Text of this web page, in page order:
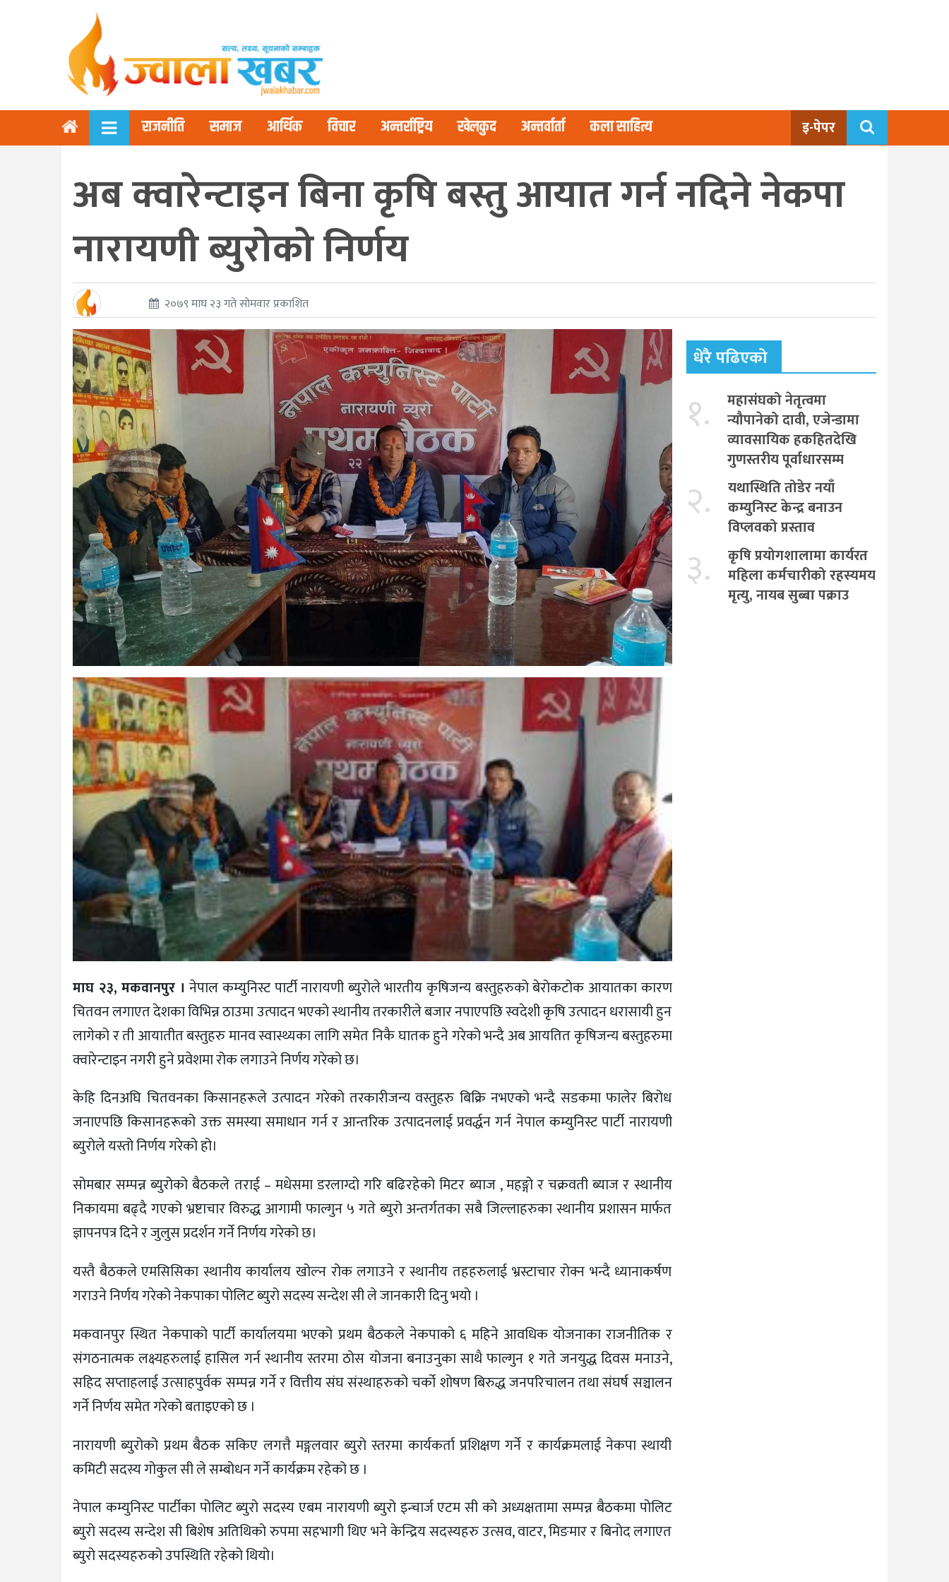
राजनीति समाज आर्थिक विचार अन्तर्राष्ट्रिय खेलकुद अन्तर्वार्ता कला साहित्य इ-पेपर
अब क्वारेन्टाइन बिना कृषि बस्तु आयात गर्न नदिने नेकपा
नारायणी ब्युरोको निर्णय
२०७९ माघ २३ गते सोमवार प्रकाशित
माघ २३, मकवानपुर । नेपाल कम्युनिस्ट पार्टी नारायणी ब्युरोले भारतीय कृषिजन्य बस्तुहरुको बेरोकटोक आयातका कारण
चितवन लगाएत देशका विभिन्न ठाउमा उत्पादन भएको स्थानीय तरकारीले बजार नपाएपछि स्वदेशी कृषि उत्पादन धरासायी हुन
लागेको र ती आयातीत बस्तुहरु मानव स्वास्थ्यका लागि समेत निकै घातक हुने गरेको भन्दै अब आयतित कृषिजन्य बस्तुहरुमा
क्वारेन्टाइन नगरी हुने प्रवेशमा रोक लगाउने निर्णय गरेको छ।
केहि दिनअघि चितवनका किसानहरूले उत्पादन गरेको तरकारीजन्य वस्तुहरु बिक्रि नभएको भन्दै सडकमा फालेर बिरोध
जनाएपछि किसानहरूको उक्त समस्या समाधान गर्न र आन्तरिक उत्पादनलाई प्रवर्द्धन गर्न नेपाल कम्युनिस्ट पार्टी नारायणी
ब्युरोले यस्तो निर्णय गरेको हो।
सोमबार सम्पन्न ब्युरोको बैठकले तराई – मधेसमा डरलाग्दो गरि बढिरहेको मिटर ब्याज , महङ्गो र चक्रवती ब्याज र स्थानीय
निकायमा बढ्दै गएको भ्रष्टाचार विरुद्ध आगामी फाल्गुन ५ गते ब्युरो अन्तर्गतका सबै जिल्लाहरुका स्थानीय प्रशासन मार्फत
ज्ञापनपत्र दिने र जुलुस प्रदर्शन गर्ने निर्णय गरेको छ।
यस्तै बैठकले एमसिसिका स्थानीय कार्यालय खोल्न रोक लगाउने र स्थानीय तहहरुलाई भ्रस्टाचार रोक्न भन्दै ध्यानाकर्षण
गराउने निर्णय गरेको नेकपाका पोलिट ब्युरो सदस्य सन्देश सी ले जानकारी दिनु भयाे ।
मकवानपुर स्थित नेकपाको पार्टी कार्यालयमा भएको प्रथम बैठकले नेकपाको ६ महिने आवधिक योजनाका राजनीतिक र
संगठनात्मक लक्ष्यहरुलाई हासिल गर्न स्थानीय स्तरमा ठोस योजना बनाउनुका साथै फाल्गुन १ गते जनयुद्ध दिवस मनाउने,
सहिद सप्ताहलाई उत्साहपुर्वक सम्पन्न गर्ने र वित्तीय संघ संस्थाहरुको चर्को शोषण बिरुद्ध जनपरिचालन तथा संघर्ष सञ्चालन
गर्ने निर्णय समेत गरेको बताइएको छ ।
नारायणी ब्युरोको प्रथम बैठक सकिए लगत्तै मङ्गलवार ब्युरो स्तरमा कार्यकर्ता प्रशिक्षण गर्ने र कार्यक्रमलाई नेकपा स्थायी
कमिटी सदस्य गोकुल सी ले सम्बोधन गर्ने कार्यक्रम रहेको छ ।
नेपाल कम्युनिस्ट पार्टीका पोलिट ब्युरो सदस्य एबम नारायणी ब्युरो इन्चार्ज एटम सी को अध्यक्षतामा सम्पन्न बैठकमा पोलिट
ब्युरो सदस्य सन्देश सी बिशेष अतिथिको रुपमा सहभागी थिए भने केन्द्रिय सदस्यहरु उत्सव, वाटर, मिङमार र बिनोद लगाएत
ब्युरो सदस्यहरुको उपस्थिति रहेको थियो।
धेरै पढिएको
१.
महासंघको नेतृत्वमा
न्यौपानेको दावी, एजेन्डामा
व्यावसायिक हकहितदेखि
गुणस्तरीय पूर्वाधारसम्म
२.
यथास्थिति तोडेर नयाँ
कम्युनिस्ट केन्द्र बनाउन
विप्लवको प्रस्ताव
३.
कृषि प्रयोगशालामा कार्यरत
महिला कर्मचारीको रहस्यमय
मृत्यु, नायब सुब्बा पक्राउ